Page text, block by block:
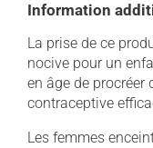
Information
La prise de ce
nocive pour un
en âge de procréer
contraceptive
Les femmes